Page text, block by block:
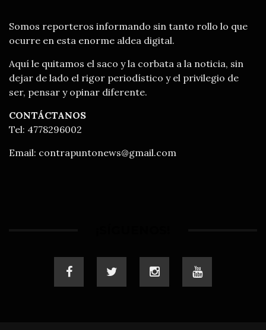
Somos reporteros informando sin tanto rollo lo que
ocurre en esta enorme aldea digital.
Aquí le quitamos el saco y la corbata a la noticia, sin
dejar de lado el rigor periodístico y el privilegio de
ser, pensar y opinar diferente.
CONTÁCTANOS
Tel: 4778296002
Email: contrapuntonews@gmail.com